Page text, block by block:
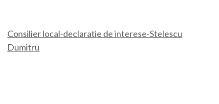
Consilier local-declaratie de interese-Stelescu
Dumitru